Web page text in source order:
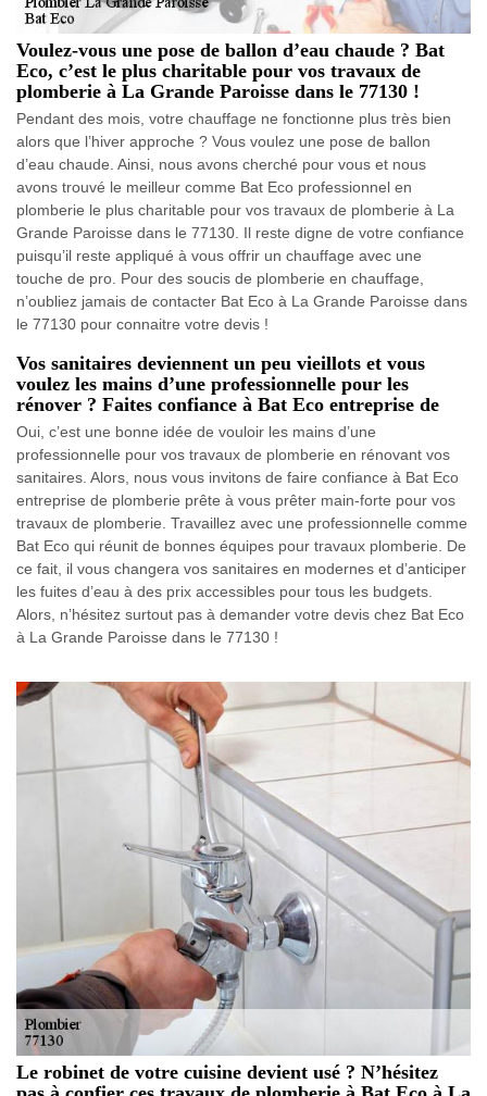
Voulez-vous une pose de ballon d’eau chaude ? Bat
Eco, c’est le plus charitable pour vos travaux de
plomberie à La Grande Paroisse dans le 77130 !
Pendant des mois, votre chauffage ne fonctionne plus très bien
alors que l’hiver approche ? Vous voulez une pose de ballon
d’eau chaude. Ainsi, nous avons cherché pour vous et nous
avons trouvé le meilleur comme Bat Eco professionnel en
plomberie le plus charitable pour vos travaux de plomberie à La
Grande Paroisse dans le 77130. Il reste digne de votre confiance
puisqu’il reste appliqué à vous offrir un chauffage avec une
touche de pro. Pour des soucis de plomberie en chauffage,
n’oubliez jamais de contacter Bat Eco à La Grande Paroisse dans
le 77130 pour connaitre votre devis !
Vos sanitaires deviennent un peu vieillots et vous
voulez les mains d’une professionnelle pour les
rénover ? Faites confiance à Bat Eco entreprise de
Oui, c’est une bonne idée de vouloir les mains d’une
professionnelle pour vos travaux de plomberie en rénovant vos
sanitaires. Alors, nous vous invitons de faire confiance à Bat Eco
entreprise de plomberie prête à vous prêter main-forte pour vos
travaux de plomberie. Travaillez avec une professionnelle comme
Bat Eco qui réunit de bonnes équipes pour travaux plomberie. De
ce fait, il vous changera vos sanitaires en modernes et d’anticiper
les fuites d’eau à des prix accessibles pour tous les budgets.
Alors, n’hésitez surtout pas à demander votre devis chez Bat Eco
à La Grande Paroisse dans le 77130 !
Le robinet de votre cuisine devient usé ? N’hésitez